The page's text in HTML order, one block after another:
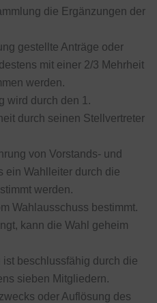
die Ergänzungen der
gestellte Anträge oder
mit einer 2/3 Mehrheit
werden.
wird durch den 1.
durch seinen Stellvertreter
von Vorstands- und
ein Wahlleiter durch die
werden.
Wahlausschuss bestimmt.
kann die Wahl geheim
beschlussfähig durch die
sieben Mitgliedern.
oder Auflösung des